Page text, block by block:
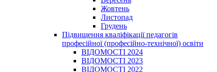
Жовтень
Листопад
Грудень
Підвищення кваліфікації педагогів
професійної (професійно-технічної) освіти
ВІДОМОСТІ 2024
ВІДОМОСТІ 2023
ВІДОМОСТІ 2022